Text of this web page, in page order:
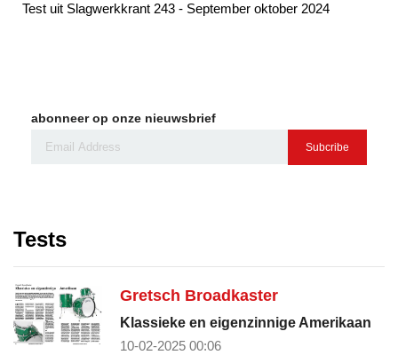
Test uit Slagwerkkrant 243 - September oktober 2024
abonneer op onze nieuwsbrief
Subcribe
Tests
Gretsch Broadkaster
Klassieke en eigenzinnige Amerikaan
10-02-2025 00:06